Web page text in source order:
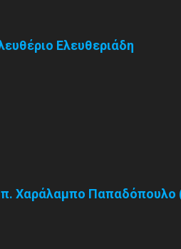
Ελευθεριάδη
π. Χαράλαμπο Παπαδόπουλο